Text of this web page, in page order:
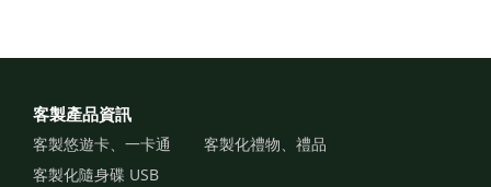
客製產品資訊
客製悠遊卡、一卡通
客製化禮物、禮品
客製化隨身碟 USB